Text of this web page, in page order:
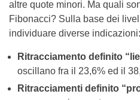
altre quote minori. Ma quali
Fibonacci? Sulla base dei
individuare diverse indicazioni:
Ritracciamento definito
oscillano fra il 23,6% ed il
Ritracciamenti definito